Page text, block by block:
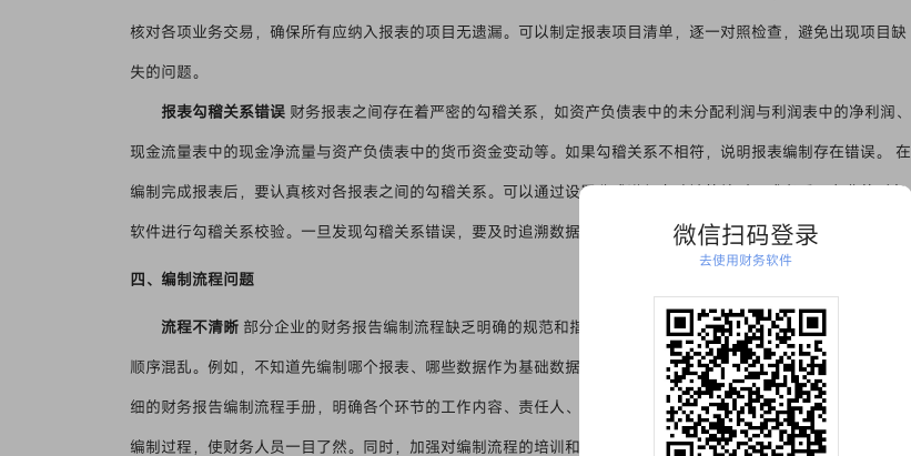
核对各项业务交易，确保所有应纳入报表的项目无遗漏。可以制定报表项目清单，逐一对照检查，避免出现项目缺
失的问题。
报表勾稽关系错误 财务报表之间存在着严密的勾稽关系，如资产负债表中的未分配利润与利润表中的净利润、
现金流量表中的现金净流量与资产负债表中的货币资金变动等。如果勾稽关系不相符，说明报表编制存在错误。 在
编制完成报表后，要认真核对各报表之间的勾稽关系。可以通过设置公式进行自动计算核对，或者采用专业的财务
软件进行勾稽关系校验。一旦发现勾稽关系错误，要及时追溯数据来源，查找错误原因并进行修正。
四、编制流程问题
流程不清晰 部分企业的财务报告编制流程缺乏明确的规范和指引，导致财务人员在编制过程中职责不清、工作
顺序混乱。例如，不知道先编制哪个报表、哪些数据作为基础数据、各个环节的审核要点是什么等。 企业应制定详
细的财务报告编制流程手册，明确各个环节的工作内容、责任人、时间节点和工作要求。以流程图的形式展示整个
编制过程，使财务人员一目了然。同时，加强对编制流程的培训和宣传，确保每个财务人员都熟悉并严格按照流程
微信扫码登录
去使用财务软件